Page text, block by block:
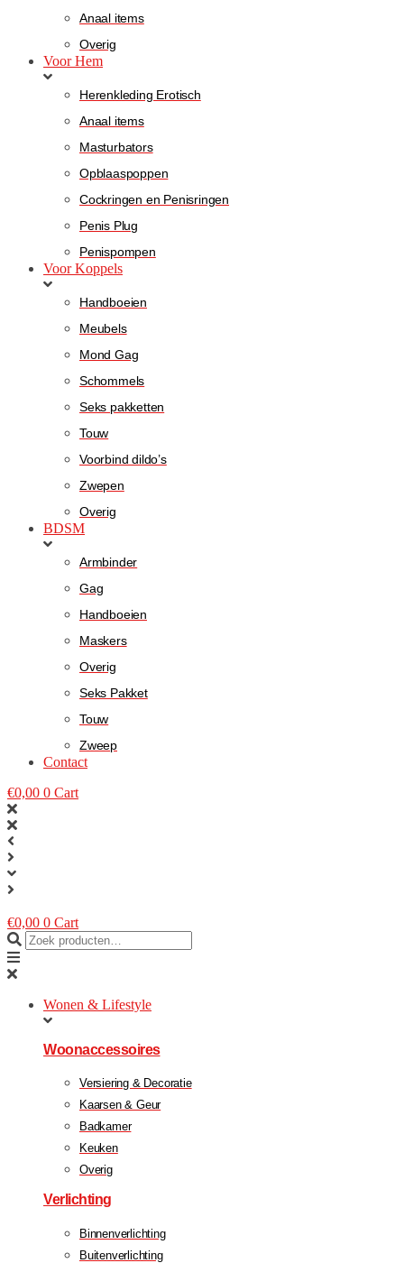
Anaal items
Overig
Voor Hem
Herenkleding Erotisch
Anaal items
Masturbators
Opblaaspoppen
Cockringen en Penisringen
Penis Plug
Penispompen
Voor Koppels
Handboeien
Meubels
Mond Gag
Schommels
Seks pakketten
Touw
Voorbind dildo’s
Zwepen
Overig
BDSM
Armbinder
Gag
Handboeien
Maskers
Overig
Seks Pakket
Touw
Zweep
Contact
€0,00 0 Cart
€0,00 0 Cart
Wonen & Lifestyle
Woonaccessoires
Versiering & Decoratie
Kaarsen & Geur
Badkamer
Keuken
Overig
Verlichting
Binnenverlichting
Buitenverlichting